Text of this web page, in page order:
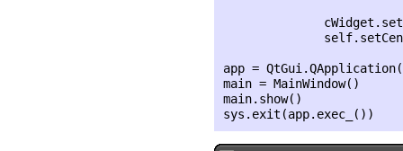
app =
main = MainWindow()
main.show()